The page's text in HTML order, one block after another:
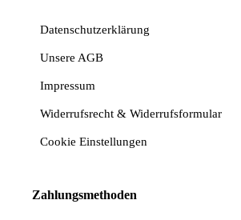
Datenschutzerklärung
Unsere AGB
Impressum
Widerrufsrecht & Widerrufsformular
Cookie Einstellungen
Zahlungsmethoden